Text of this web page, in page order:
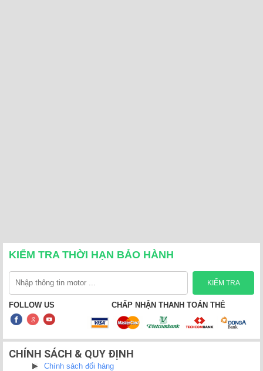
KIỂM TRA THỜI HẠN BẢO HÀNH
FOLLOW US CHẤP NHẬN THANH TOÁN THẺ
CHÍNH SÁCH & QUY ĐỊNH
Chính sách đổi hàng